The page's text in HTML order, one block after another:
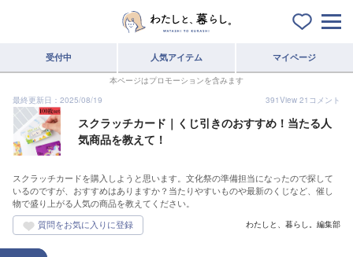
受付中 人気アイテム マイページ
本ページはプロモーションを含みます
最終更新日：2025/08/19
391View 21 コメント
スクラッチカード｜くじ引きのおすすめ！当たる人
気商品を教えて！
スクラッチカードを購入しようと思います。文化祭の準備担当になったので探して
いるのですが、おすすめはありますか？当たりやすいものや最新のくじなど、催し
物で盛り上がる人気の商品を教えてください。
わたしと、暮らし。編集部